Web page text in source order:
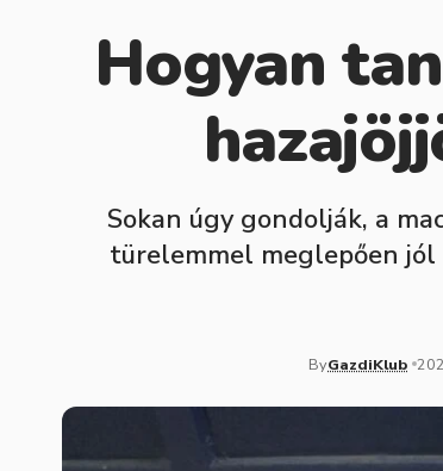
Hogyan
Sokan úgy gondolják, a
türelemmel meglepően
ByGazdiKlub